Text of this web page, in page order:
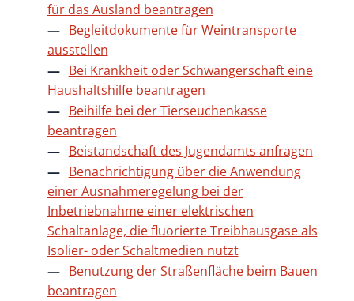
für das Ausland beantragen
Begleitdokumente für Weintransporte
ausstellen
Bei Krankheit oder Schwangerschaft eine
Haushaltshilfe beantragen
Beihilfe bei der Tierseuchenkasse
beantragen
Beistandschaft des Jugendamts anfragen
Benachrichtigung über die Anwendung
einer Ausnahmeregelung bei der
Inbetriebnahme einer elektrischen
Schaltanlage, die fluorierte Treibhausgase als
Isolier- oder Schaltmedien nutzt
Benutzung der Straßenfläche beim Bauen
beantragen